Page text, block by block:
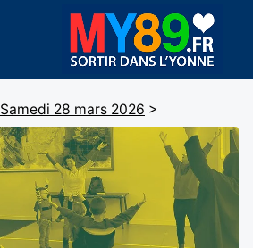
Samedi 28 mars 2026 >